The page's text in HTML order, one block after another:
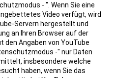
- ". Wenn Sie eine
Video verfügt, wird
Servern hergestellt und
an Ihren Browser auf der
Angaben von YouTube
-" nur Daten
insbesondere welche
haben, wenn Sie das